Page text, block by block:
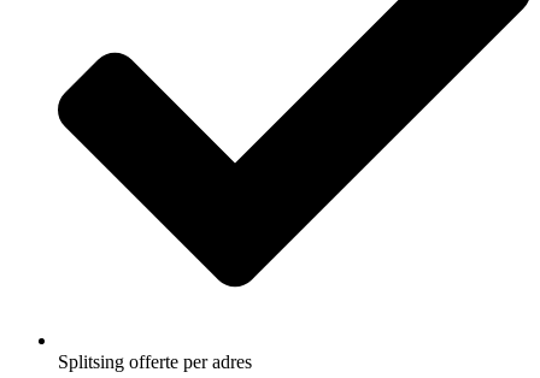
Splitsing offerte per adres